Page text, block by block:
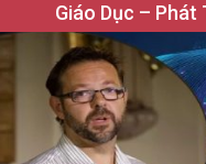
Giáo Dục – Phát